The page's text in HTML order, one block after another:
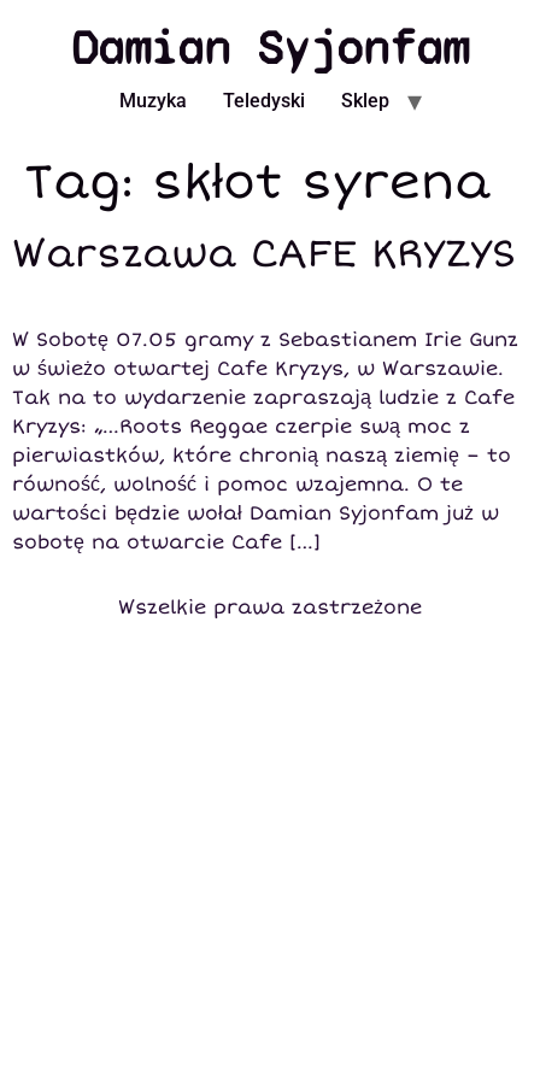
Damian Syjonfam
Muzyka Teledyski Sklep
Tag: skłot syrena
Warszawa CAFE KRYZYS
W Sobotę 07.05 gramy z Sebastianem Irie Gunz
w świeżo otwartej Cafe Kryzys, w Warszawie.
Tak na to wydarzenie zapraszają ludzie z Cafe
Kryzys: „…Roots Reggae czerpie swą moc z
pierwiastków, które chronią naszą ziemię – to
równość, wolność i pomoc wzajemna. O te
wartości będzie wołał Damian Syjonfam już w
sobotę na otwarcie Cafe […]
Wszelkie prawa zastrzeżone